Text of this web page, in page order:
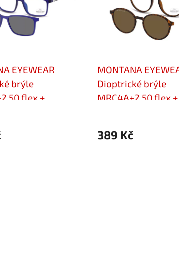
EYEWEAR
brýle
flex +
MONTANA
Dioptrické brýle
MRC4A+2,50 flex +
389 Kč